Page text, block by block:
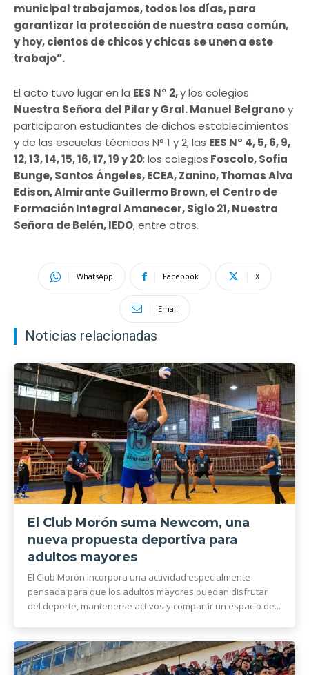
municipal trabajamos, todos los días, para
garantizar la protección de nuestra casa común,
y hoy, cientos de chicos y chicas se unen a este
trabajo”.
El acto tuvo lugar en la EES N° 2,y los colegios
Nuestra Señora del Pilar y Gral. Manuel Belgranoy
participaron estudiantes de dichos establecimientos
y de las escuelas técnicas N° 1 y 2; las EES N° 4, 5, 6, 9,
12, 13, 14, 15, 16, 17, 19 y 20; los colegios Foscolo, Sofia
Bunge, Santos Ángeles, ECEA, Zanino, Thomas Alva
Edison, Almirante Guillermo Brown, el Centro de
Formación Integral Amanecer, Siglo 21, Nuestra
Señora de Belén, IEDO, entre otros.
WhatsApp Facebook X
Email
Noticias relacionadas
El Club Morón suma Newcom, una
nueva propuesta deportiva para
adultos mayores
El Club Morón incorpora una actividad especialmente
pensada para que los adultos mayores puedan disfrutar
del deporte, mantenerse activos y compartir un espacio de...